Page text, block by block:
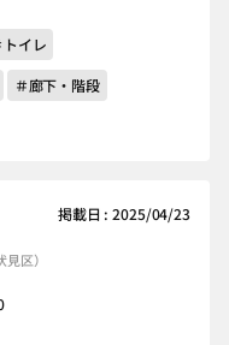
トイレ
＃廊下・階段
掲載日 : 2025/04/23
区）